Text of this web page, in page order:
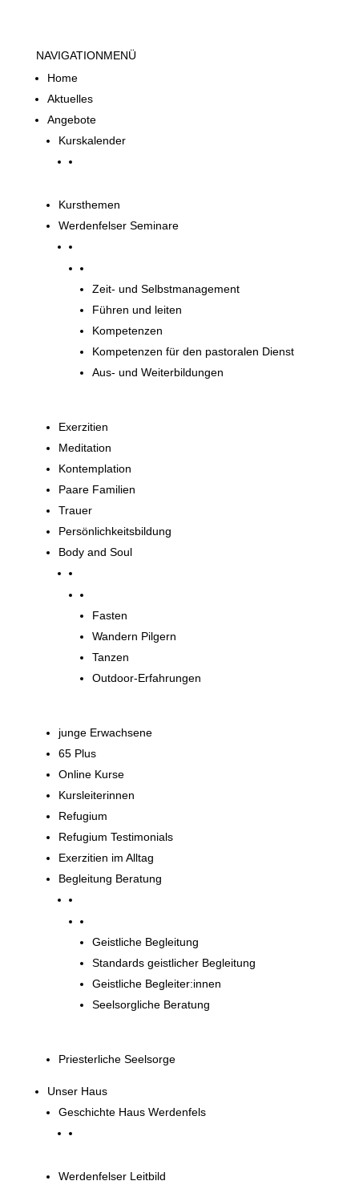
NAVIGATIONMENÜ
Home
Aktuelles
Angebote
Kurskalender
Kursthemen
Werdenfelser Seminare
Zeit- und Selbstmanagement
Führen und leiten
Kompetenzen
Kompetenzen für den pastoralen Dienst
Aus- und Weiterbildungen
Exerzitien
Meditation
Kontemplation
Paare Familien
Trauer
Persönlichkeitsbildung
Body and Soul
Fasten
Wandern Pilgern
Tanzen
Outdoor-Erfahrungen
junge Erwachsene
65 Plus
Online Kurse
Kursleiterinnen
Refugium
Refugium Testimonials
Exerzitien im Alltag
Begleitung Beratung
Geistliche Begleitung
Standards geistlicher Begleitung
Geistliche Begleiter:innen
Seelsorgliche Beratung
Priesterliche Seelsorge
Unser Haus
Geschichte Haus Werdenfels
Werdenfelser Leitbild